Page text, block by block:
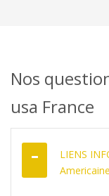
Nos
usa France
LIENS
Americaine